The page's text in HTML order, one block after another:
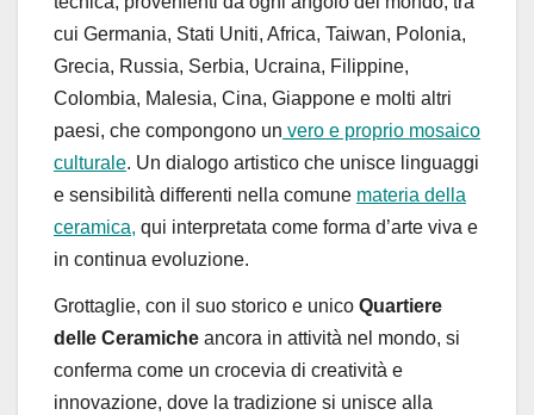
cui Germania, Stati Uniti, Africa, Taiwan, Polonia,
Grecia, Russia, Serbia, Ucraina, Filippine,
Colombia, Malesia, Cina, Giappone e molti altri
paesi, che compongono un vero e proprio mosaico
culturale. Un dialogo artistico che unisce linguaggi
e sensibilità differenti nella comune materia della
ceramica, qui interpretata come forma d’arte viva e
in continua evoluzione.
Grottaglie, con il suo storico e unico Quartiere
delle Ceramiche ancora in attività nel mondo, si
conferma come un crocevia di creatività e
innovazione, dove la tradizione si unisce alla